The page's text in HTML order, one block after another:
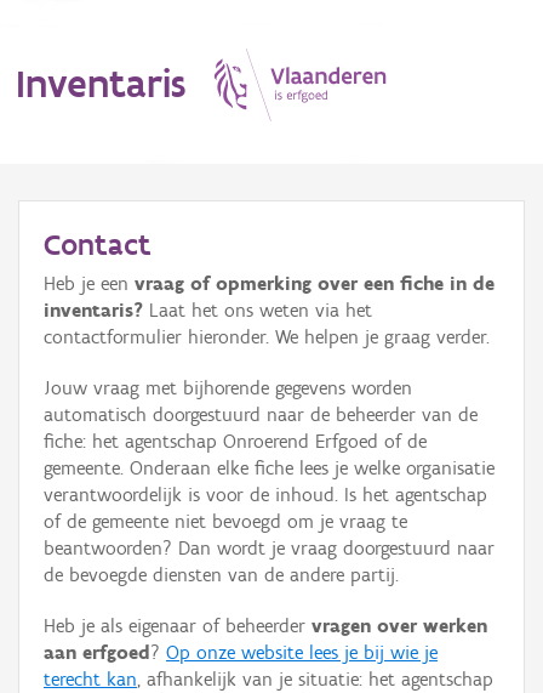
Inventaris
Erfgoedobject
Aanduidingsobject
Waarneming
Thema
Gebeurtenis
Persoon of collectief
Hergebruik
Contact
Heb je een vraag of opmerking over een fiche in de
inventaris? Laat het ons weten via het
contactformulier hieronder. We helpen je graag verder.
Jouw vraag met bijhorende gegevens worden
automatisch doorgestuurd naar de beheerder van de
fiche: het agentschap Onroerend Erfgoed of de
gemeente. Onderaan elke fiche lees je welke organisatie
verantwoordelijk is voor de inhoud. Is het agentschap
of de gemeente niet bevoegd om je vraag te
beantwoorden? Dan wordt je vraag doorgestuurd naar
de bevoegde diensten van de andere partij.
Heb je als eigenaar of beheerder vragen over werken
aan erfgoed ? Op onze website lees je bij wie je
terecht kan, afhankelijk van je situatie: het agentschap